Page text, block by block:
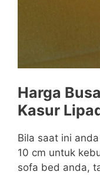
Harga
Kasur
Bila saat ini
10 cm untuk
sofa bed anda,